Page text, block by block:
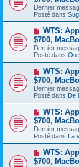
e
s
a
g
e
u
v
e
a
u
m
e
s
a
g
e
Dernier
Posté dans
N
o
u
v
e
a
u
m
e
s
a
g
e
WTS:
$700,
Dernier
Posté dans Ou
N
o
u
v
e
a
u
m
e
s
a
g
e
WTS:
$700,
Dernier
Posté dans De
N
o
u
v
e
a
u
m
WTS:
$700,
Dernier
Posté dans La
N
o
u
WTS:
$700,